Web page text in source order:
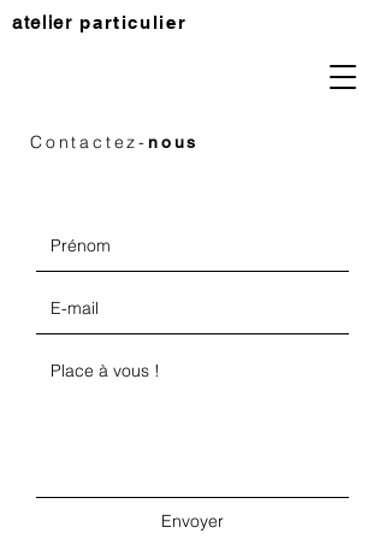
atelier particulier
Contactez- nous
Envoyer